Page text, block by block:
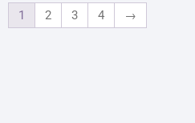
1 2 3 4 →